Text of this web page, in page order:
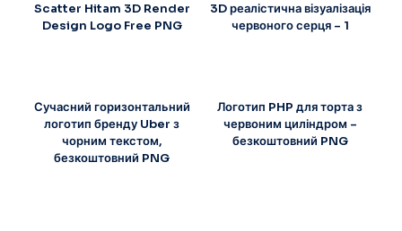
Scatter Hitam 3D Render
Design Logo Free PNG
3D реалістична візуалізація
червоного серця – 1
Сучасний горизонтальний
логотип бренду Uber з
чорним текстом,
безкоштовний PNG
Логотип PHP для торта з
червоним циліндром –
безкоштовний PNG